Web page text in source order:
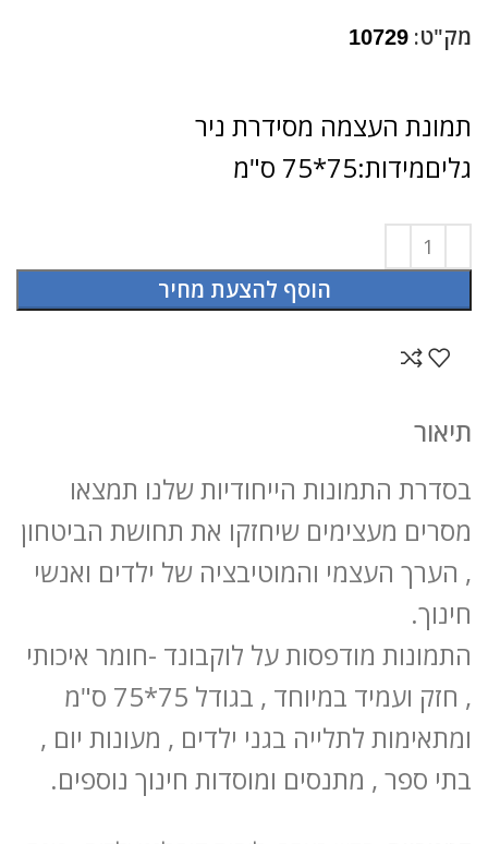
מק"ט: 10729
תמונת העצמה מסידרת ניר
גליםמידות:75*75 ס"מ
הוסף להצעת מחיר
תיאור
בסדרת התמונות הייחודיות שלנו תמצאו
מסרים מעצימים שיחזקו את תחושת הביטחון
, הערך העצמי והמוטיבציה של ילדים ואנשי
חינוך.
התמונות מודפסות על לוקבונד -חומר איכותי
, חזק ועמיד במיוחד , בגודל 75*75 ס"מ
ומתאימות לתלייה בגני ילדים , מעונות יום ,
בתי ספר , מתנסים ומוסדות חינוך נוספים.